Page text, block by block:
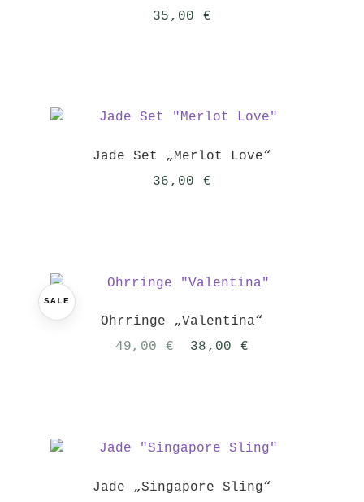
35,00 €
Jade Set „Merlot Love“
36,00 €
SALE
Ohrringe „Valentina“
49,00€
Ursprünglicher
38,00 €
Jade „Singapore Sling“